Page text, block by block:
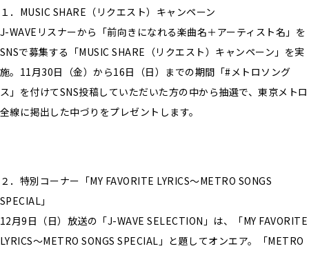
１．MUSIC SHARE（リクエスト）キャンペーン
J-WAVEリスナーから「前向きになれる楽曲名＋アーティスト名」を
SNSで募集する「MUSIC SHARE（リクエスト）キャンペーン」を実
施。11月30日（金）から16日（日）までの期間「#メトロソング
ス」を付けてSNS投稿していただいた方の中から抽選で、東京メトロ
全線に掲出した中づりをプレゼントします。
２．特別コーナー「MY FAVORITE LYRICS～METRO SONGS
SPECIAL」
12月9日（日）放送の「J-WAVE SELECTION」は、「MY FAVORITE
LYRICS～METRO SONGS SPECIAL」と題してオンエア。「METRO